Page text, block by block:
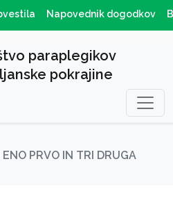
Napovednik dogodkov
paraplegikov
pokrajine
PRVO IN TRI DRUGA